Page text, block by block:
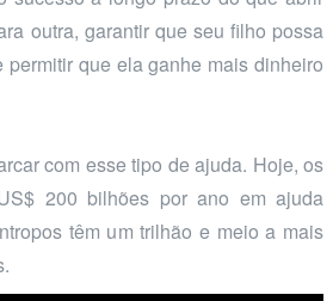
outra, garantir que seu filho possa
permitir que ela ganhe mais dinheiro
com esse tipo de ajuda. Hoje, os
200 bilhões por ano em ajuda
têm um trilhão e meio a mais